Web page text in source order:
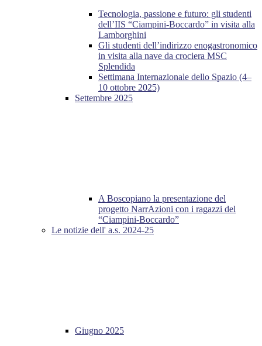
Tecnologia, passione e futuro: gli studenti
dell’IIS “Ciampini-Boccardo” in visita alla
Lamborghini
Gli studenti dell’indirizzo enogastronomico
in visita alla nave da crociera MSC
Splendida
Settimana Internazionale dello Spazio (4–
10 ottobre 2025)
Settembre 2025
A Boscopiano la presentazione del
progetto NarrAzioni con i ragazzi del
“Ciampini-Boccardo”
Le notizie dell' a.s. 2024-25
Giugno 2025